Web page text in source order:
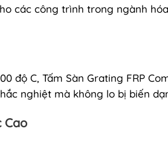
các công trình trong ngành
độ C, Tấm Sàn Grating FRP
nghiệt mà không lo bị biến
Cao